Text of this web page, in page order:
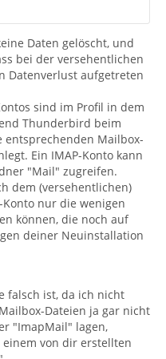
Daten gelöscht, und
bei der versehentlichen
Datenverlust aufgetreten
sind im Profil in dem
Thunderbird beim
entsprechenden Mailbox-
Ein IMAP-Konto kann
"Mail" zugreifen.
dem (versehentlichen)
Konto nur die wenigen
können, die noch auf
deiner Neuinstallation
falsch ist, da ich nicht
Dateien ja gar nicht
"ImapMail" lagen,
von dir erstellten